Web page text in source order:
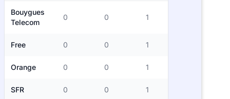
Bouygues
Telecom
0 0 1
Free 0 0 1
Orange 0 0 1
SFR 0 0 1